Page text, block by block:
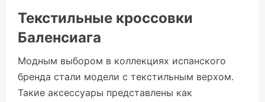
Текстильные кроссовки
Баленсиага
Модным выбором в коллекциях испанского
бренда стали модели с текстильным верхом.
Такие аксессуары представлены как